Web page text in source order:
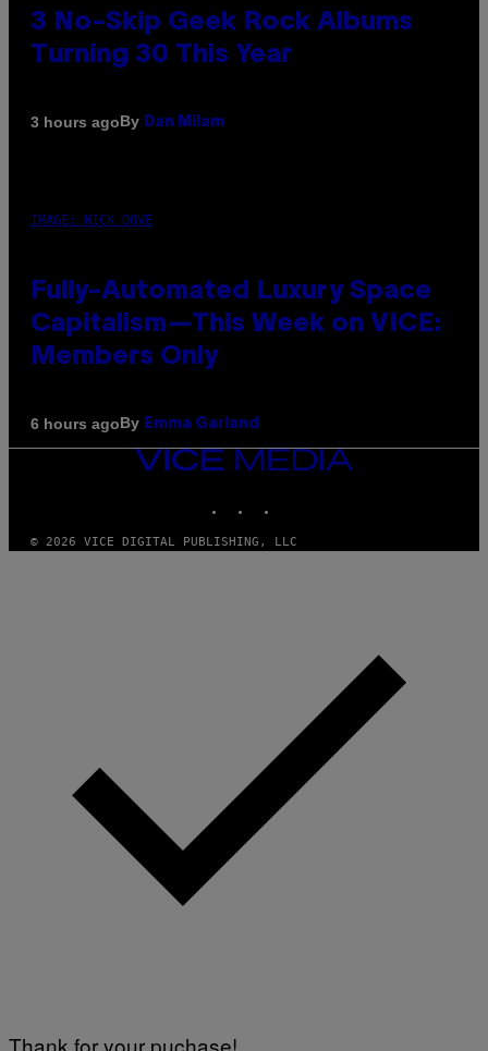
3 No-Skip Geek Rock Albums
Turning 30 This Year
3 hours agoBy Dan Milam
IMAGE: NICK DOVE
Fully-Automated Luxury Space
Capitalism—This Week on VICE:
Members Only
6 hours agoBy Emma Garland
VICE
© 2026 VICE DIGITAL PUBLISHING, LLC